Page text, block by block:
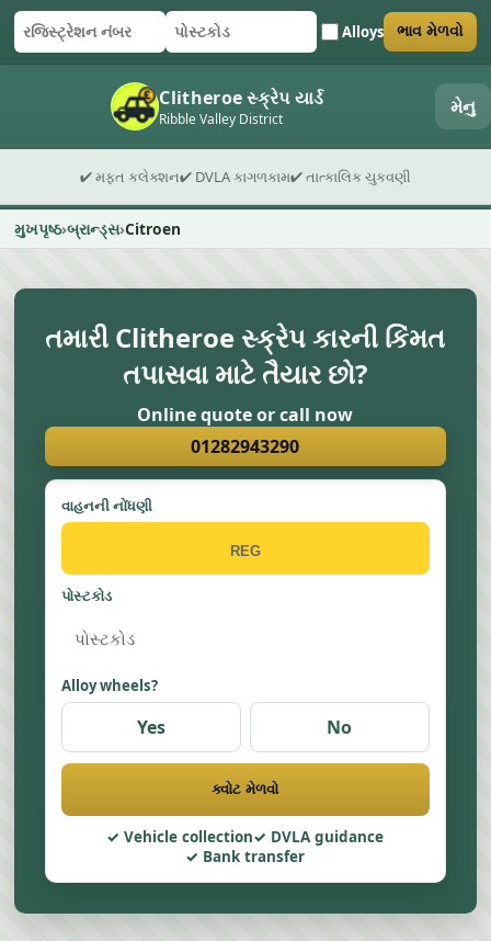
રજિસ્ટ્રેશન નંબર
પોસ્ટકોડ Alloys
ફોર્મ સબમિટ કરો ભાવ મેળવો
Clitheroe સ્ક્રેપ યાર્ડ
Ribble Valley District મેનુ
✔ મફત કલેક્શન✔ DVLA કાગળકામ✔ તાત્કાલિક ચુકવણી
મુખપૃષ્ઠ બ્રાન્ડ્સ Citroen
તમારી Clitheroe સ્ક્રેપ કારની કિંમત
તપાસવા માટે તૈયાર છો?
Online quote or call now
01282943290
વાહનની નોંધણી
પોસ્ટકોડ
Alloy wheels?
Yes No
ક્વોટ મેળવો
Vehicle collection
DVLA guidance
Bank transfer